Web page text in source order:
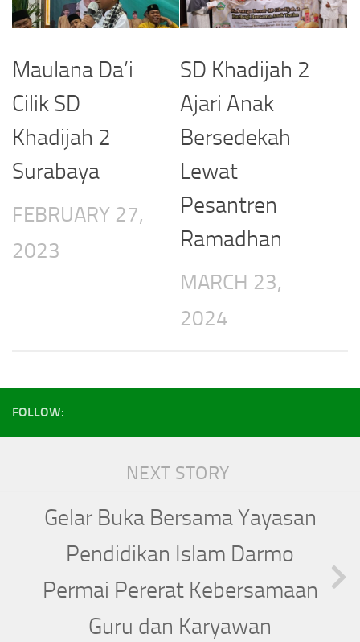
Maulana Da’i
Cilik SD
Khadijah 2
Surabaya
FEBRUARY 27,
2023
SD Khadijah 2
Ajari Anak
Bersedekah
Lewat
Pesantren
Ramadhan
MARCH 23,
2024
FOLLOW:
NEXT STORY
Gelar Buka Bersama Yayasan
Pendidikan Islam Darmo
Permai Pererat Kebersamaan
Guru dan Karyawan